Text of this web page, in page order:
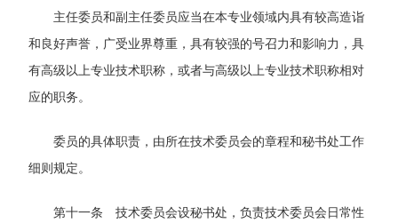
主任委员和副主任委员应当在本专业领域内具有较高造诣
和良好声誉，广受业界尊重，具有较强的号召力和影响力，具
有高级以上专业技术职称，或者与高级以上专业技术职称相对
应的职务。
委员的具体职责，由所在技术委员会的章程和秘书处工作
细则规定。
第十一条 技术委员会设秘书处，负责技术委员会日常性